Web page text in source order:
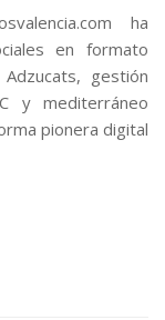
ha
en formato
gestión
y mediterráneo
pionera digital